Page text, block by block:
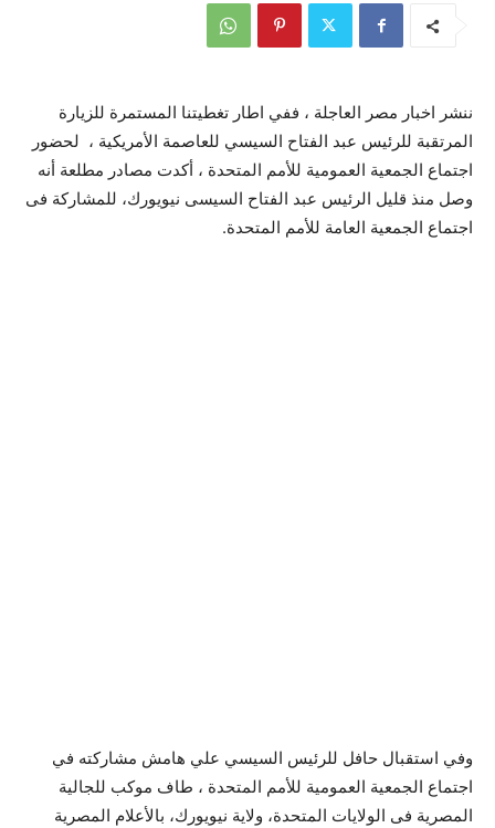
ننشر اخبار مصر العاجلة ، ففي اطار تغطيتنا المستمرة للزيارة
المرتقبة للرئيس عبد الفتاح السيسي للعاصمة الأمريكية ، لحضور
اجتماع الجمعية العمومية للأمم المتحدة ، أكدت مصادر مطلعة أنه
وصل منذ قليل الرئيس عبد الفتاح السيسى نيويورك، للمشاركة فى
اجتماع الجمعية العامة للأمم المتحدة.
وفي استقبال حافل للرئيس السيسي علي هامش مشاركته في
اجتماع الجمعية العمومية للأمم المتحدة ، طاف موكب للجالية
المصرية فى الولايات المتحدة، ولاية نيويورك، بالأعلام المصرية